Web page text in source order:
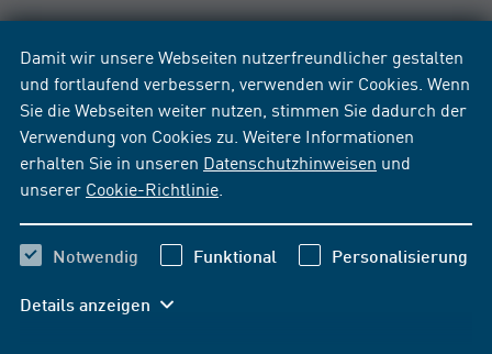
Damit wir unsere Webseiten nutzerfreundlicher gestalten
und fortlaufend verbessern, verwenden wir Cookies. Wenn
Sie die Webseiten weiter nutzen, stimmen Sie dadurch der
Verwendung von Cookies zu. Weitere Informationen
erhalten Sie in unseren Datenschutzhinweisen und
unserer Cookie-Richtlinie
Notwendig Funktional Personalisierung
Details anzeigen